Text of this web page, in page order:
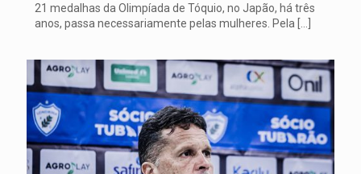
21 medalhas da Olimpíada de Tóquio, no Japão, há três
anos, passa necessariamente pelas mulheres. Pela